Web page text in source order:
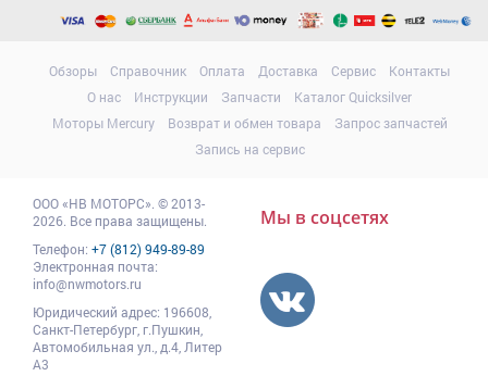
Обзоры Справочник Оплата Доставка Сервис
Контакты
О нас
Инструкции Запчасти
Каталог Quicksilver
Моторы Mercury
Возврат и обмен товара
Запрос запчастей
Запись на сервис
ООО«НВ МОТОРС» © 2013-
2026. Все права защищены.
Телефон: +7 (812) 949-89-89
Электронная почта:
info@nwmotors.ru
Юридический адрес: 196608
Санкт-Петербург, г.Пушкин
Автомобильная ул., д.4, Литер
А3
Мы в соцсетях